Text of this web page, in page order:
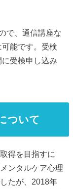
で、通信講座な
能です。受検
受検申し込み
ついて
得を目指すに
ンタルケア心理
たが、2018年